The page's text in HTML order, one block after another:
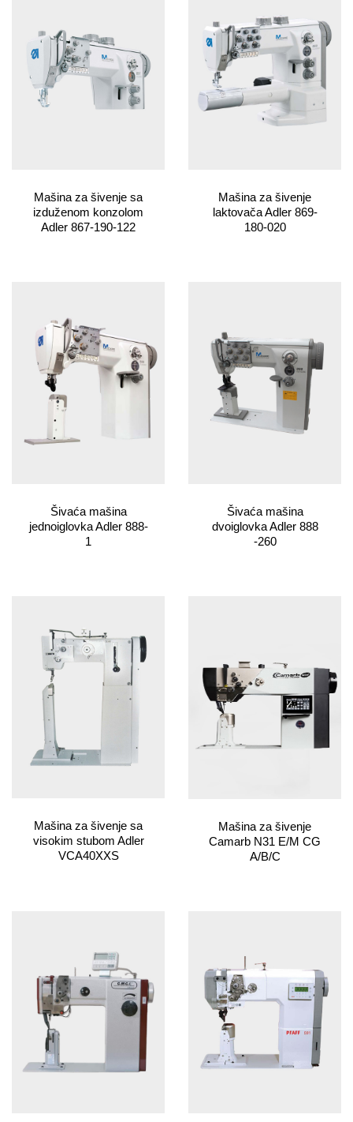
Mašina za šivenje sa
izduženom konzolom
Adler 867-190-122
Mašina za šivenje
laktovača Adler 869-
180-020
Šivaća mašina
jednoiglovka Adler 888-
1
Šivaća mašina
dvoiglovka Adler 888
-260
Mašina za šivenje sa
visokim stubom Adler
VCA40XXS
Mašina za šivenje
Camarb N31 E/M CG
A/B/C